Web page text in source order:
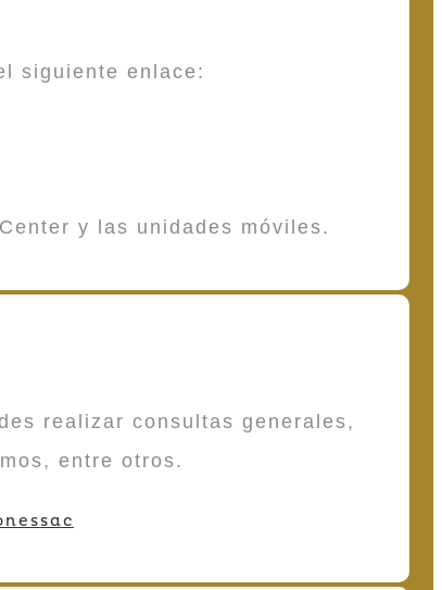
siguiente enlace:
y las unidades móviles.
realizar consultas generales,
entre otros.